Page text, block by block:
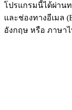
โปรแกรมนี้ได้ผ่านท
และช่องทางอีเมล
อังกฤษ หรือ ภาษา